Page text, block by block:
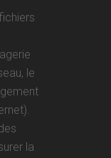
le
la